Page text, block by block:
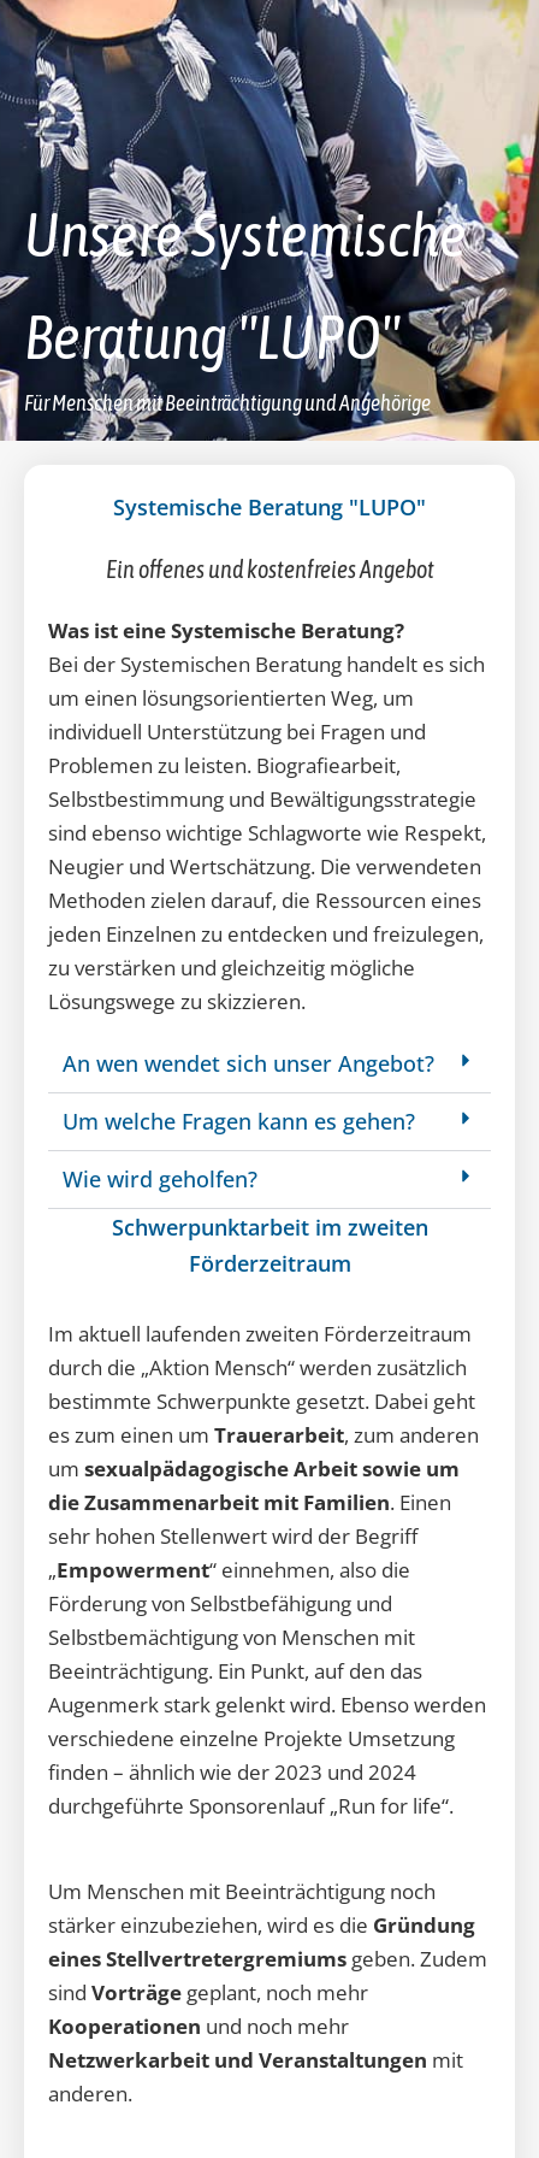
Unsere Systemische
Beratung "LUPO"
Für Menschen mit Beeinträchtigung und Angehörige
Systemische Beratung "LUPO"
Ein offenes und kostenfreies Angebot
Was ist eine Systemische Beratung?
Bei der Systemischen Beratung handelt es sich
um einen lösungsorientierten Weg, um
individuell Unterstützung bei Fragen und
Problemen zu leisten. Biografiearbeit,
Selbstbestimmung und Bewältigungsstrategie
sind ebenso wichtige Schlagworte wie Respekt,
Neugier und Wertschätzung. Die verwendeten
Methoden zielen darauf, die Ressourcen eines
jeden Einzelnen zu entdecken und freizulegen,
zu verstärken und gleichzeitig mögliche
Lösungswege zu skizzieren.
An wen wendet sich unser Angebot?
Um welche Fragen kann es gehen?
Wie wird geholfen?
Schwerpunktarbeit im zweiten
Förderzeitraum
Im aktuell laufenden zweiten Förderzeitraum
durch die „Aktion Mensch“ werden zusätzlich
bestimmte Schwerpunkte gesetzt. Dabei geht
es zum einen um Trauerarbeit, zum anderen
um sexualpädagogische Arbeit sowie um
die Zusammenarbeit mit Familien. Einen
sehr hohen Stellenwert wird der Begriff
„Empowerment“ einnehmen, also die
Förderung von Selbstbefähigung und
Selbstbemächtigung von Menschen mit
Beeinträchtigung. Ein Punkt, auf den das
Augenmerk stark gelenkt wird. Ebenso werden
verschiedene einzelne Projekte Umsetzung
finden – ähnlich wie der 2023 und 2024
durchgeführte Sponsorenlauf „Run for life“.
Um Menschen mit Beeinträchtigung noch
stärker einzubeziehen, wird es die Gründung
eines Stellvertretergremiums geben. Zudem
sind Vorträge geplant, noch mehr
Kooperationen und noch mehr
Netzwerkarbeit und Veranstaltungen mit
anderen.